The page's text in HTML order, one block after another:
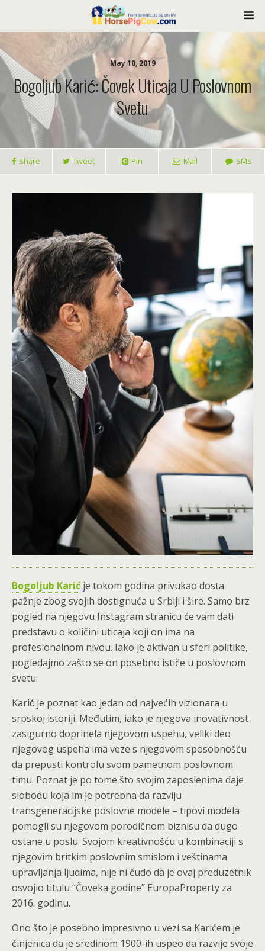
May 10, 2019
Bogoljub Karić́: Čovek Uticaja U Poslovnom
Svetu
Share Tweet Pin Mail SMS
Bogoljub Karić je tokom godina privukao dosta
pažnje zbog svojih dostignuća u Srbiji i šire. Samo brz
pogled na njegovu Instagram stranicu će vam dati
predstavu o količini uticaja koji on ima na
profesionalnom nivou. Iako je aktivan u sferi politike,
pogledajmo zašto se on posebno ističe u poslovnom
svetu.
Karić́ je poznat kao jedan od najvećih vizionara u
srpskoj istoriji. Međutim, iako je njegova inovativnost
zasigurno doprinela njegovom uspehu, veliki deo
njegovog uspeha ima veze s njegovom sposobnošću
da prepusti kontrolu svom pametnom poslovnom
timu. Poznat je po tome što svojim zaposlenima daje
slobodu koja im je potrebna da razviju
transgeneracijske poslovne modele – tipovi modela
pomogli su njegovom porodičnom biznisu da dugo
ostane u poslu. Svojom kreativnošću u kombinaciji s
njegovim britkim poslovnim smislom i veštinama
upravljanja ljudima, nije ni čudo da je ovaj preduzetnik
osvojio titulu “Čoveka godine” EuropaProperty za
2016. godinu.
Ono što je posebno impresivno u vezi sa Karićem je
činjenica da je sredinom 1900-ih uspeo da razvije svoje